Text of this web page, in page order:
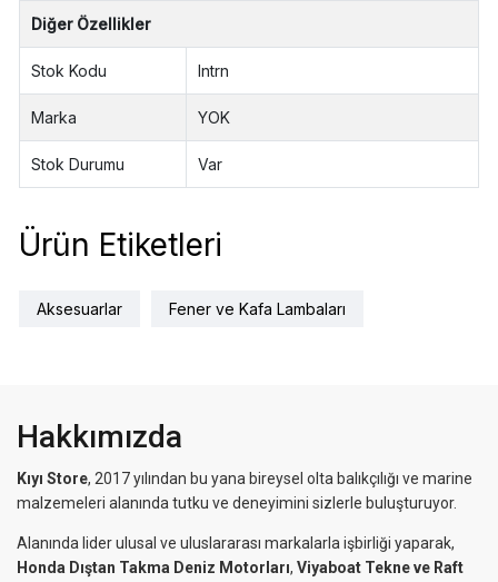
Diğer Özellikler
Stok Kodu lntrn
Marka YOK
Stok Durumu Var
Ürün Etiketleri
Aksesuarlar Fener ve Kafa Lambaları
Hakkımızda
Kıyı Store, 2017 yılından bu yana bireysel olta balıkçılığı ve marine
malzemeleri alanında tutku ve deneyimini sizlerle buluşturuyor.
Alanında lider ulusal ve uluslararası markalarla işbirliği yaparak,
Honda Dıştan Takma Deniz Motorları, Viyaboat Tekne ve Raft